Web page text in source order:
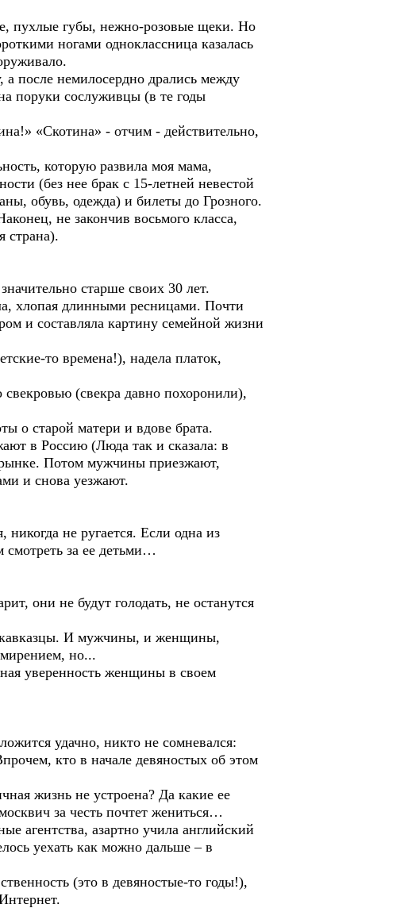
пухлые губы, нежно-розовые щеки. Но
ногами одноклассница казалась
после немилосердно дрались между
поруки сослуживцы (в те годы
«Скотина» - отчим - действительно,
которую развила моя мама,
(без нее брак с 15-летней невестой
обувь, одежда) и билеты до Грозного.
не закончив восьмого класса,
страна).
старше своих 30 лет.
хлопая длинными ресницами. Почти
и составляла картину семейной жизни
то времена!), надела платок,
(свекра давно похоронили),
о старой матери и вдове брата.
в Россию (Люда так и сказала: в
Потом мужчины приезжают,
и снова уезжают.
не ругается. Если одна из
смотреть за ее детьми…
они не будут голодать, не останутся
кавказцы. И мужчины, и женщины,
но...
уверенность женщины в своем
удачно, никто не сомневался:
кто в начале девяностых об этом
жизнь не устроена? Да какие ее
за честь почтет жениться…
агентства, азартно учила английский
уехать как можно дальше – в
(это в девяностые-то годы!),